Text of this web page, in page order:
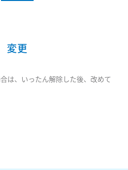
変更
は、いったん解除した後、改めて